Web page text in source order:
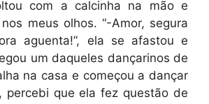
com a calcinha na mão e
meus olhos. “-Amor, segura
aguenta!”, ela se afastou e
um daqueles dançarinos de
na casa e começou a dançar
percebi que ela fez questão de